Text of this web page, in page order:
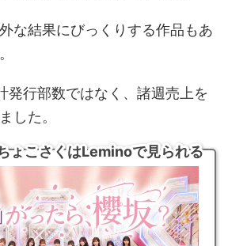
な結果にびっくりする作品もあ
行部数ではなく、諸週売上を
した。
ょこさくはLeminoで見られる